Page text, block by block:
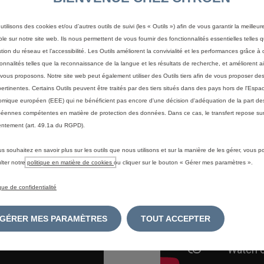
Découvrez la brochure d’activation
des cookies et/ou d’autres outils de suivi (les « Outils ») afin de vous garantir la
sur notre site web. Ils nous permettent de vous fournir des fonctionnalités essentielles telles
du réseau et l’accessibilité. Les Outils améliorent la convivialité et les performances grâce à
telles que la reconnaissance de la langue et les résultats de recherche, et améliorent
proposons. Notre site web peut également utiliser des Outils tiers afin de vous proposer
Certains Outils peuvent être traités par des tiers situés dans des pays hors de
européen (EEE) qui ne bénéficient pas encore d'une décision d'adéquation de la part
compétentes en matière de protection des données. Dans ce cas, le transfert repose
(art. 49.1a du RGPD).
souhaitez en savoir plus sur les outils que nous utilisons et sur la manière de les gérer, vous
notre politique en matière de cookies ou cliquer sur le bouton « Gérer mes paramètres ».
de confidentialité
GÉRER MES PARAMÈTRES TOUT ACCEPTER